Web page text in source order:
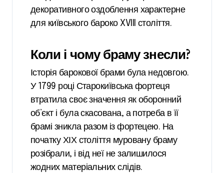
декоративного оздоблення характерне
для київського бароко XVIII століття.
Коли і чому браму знесли?
Історія барокової брами була недовгою.
У 1799 році Старокиївська фортеця
втратила своє значення як оборонний
об’єкт і була скасована, а потреба в її
брамі зникла разом із фортецею. На
початку ХІХ століття муровану браму
розібрали, і від неї не залишилося
жодних матеріальних слідів.